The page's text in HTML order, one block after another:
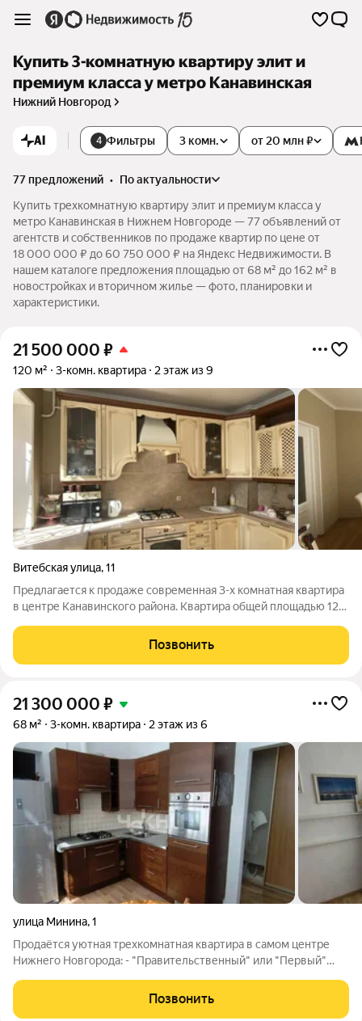
Купить 3-комнатную квартиру элит и
премиум класса у метро Канавинская
Нижний Новгород
AI 4 Фильтры 3 комн. от 20 млн ₽
77 предложений •
по актуальности
Купить трехкомнатную квартиру элит и премиум класса у
метро Канавинская в Нижнем Новгороде — 77 объявлений от
агентств и собственников по продаже квартир по цене от
18 000 000 ₽ до 60 750 000 ₽ на Яндекс Недвижимости. В
нашем каталоге предложения площадью от 68 м² до 162 м² в
новостройках и вторичном жилье — фото, планировки и
характеристики.
21 500 000 ₽
120 м² 3-комн. квартира 2 этаж из 9
Витебская улица,11
Предлагается к продаже современная 3-х комнатная квартира
в центре Канавинского района. Квартира общей площадью 120
просторная застекленная лоджия. В квартире выполнена
удобная и функциональная
Позвонить
21 300 000 ₽
68 м² 3-комн. квартира 2 этаж из 6
улица Минина,1
Продаётся уютная трехкомнатная квартира в самом центре
Нижнего Новгорода: - "Правительственный" или "Первый"
архитектуры регионального значения; - закрытый двор с
парковкой для автомобилей; - в
Позвонить